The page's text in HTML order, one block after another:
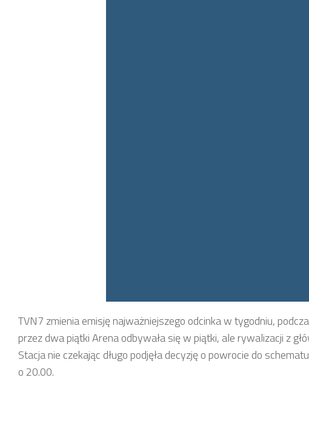
TVN7 zmienia emisję najważniejszego odcinka w tygodniu,
przez dwa piątki Arena odbywała się w piątki, ale rywalizacji z
Stacja nie czekając długo podjęła decyzję o powrocie do
o 20.00.